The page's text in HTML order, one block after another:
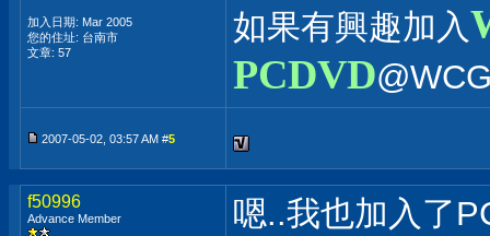
加入日期: Mar 2005
您的住址: 台南市
文章: 57
如果有興趣加入
PCDVD
2007-05-02, 03:57 AM #5
f50996
Advance Member
嗯..我也加入了